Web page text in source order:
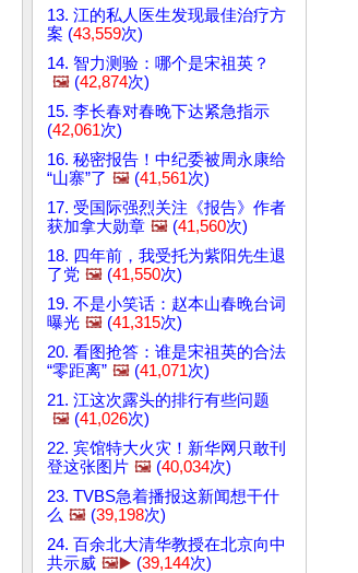
13. 江的私人医生发现最佳治疗方
案 (43,559次)
14. 智力测验：哪个是宋祖英？
🖼️ (42,874次)
15. 李长春对春晚下达紧急指示
(42,061次)
16. 秘密报告！中纪委被周永康给
“山寨”了 🖼️ (41,561次)
17. 受国际强烈关注《报告》作者
获加拿大勋章 🖼️ (41,560次)
18. 四年前，我受托为紫阳先生退
了党 🖼️ (41,550次)
19. 不是小笑话：赵本山春晚台词
曝光 🖼️ (41,315次)
20. 看图抢答：谁是宋祖英的合法
“零距离” 🖼️ (41,071次)
21. 江这次露头的排行有些问题
🖼️ (41,026次)
22. 宾馆特大火灾！新华网只敢刊
登这张图片 🖼️ (40,034次)
23. TVBS急着播报这新闻想干什
么 🖼️ (39,198次)
24. 百余北大清华教授在北京向中
共示威 🖼️▶️ (39,144次)